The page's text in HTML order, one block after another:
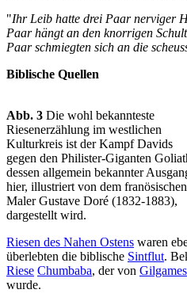
"Ihr Leib hatte drei Paar nerviger
Paar hängt an den knorrigen
Paar schmiegten sich an die
Biblische Quellen
Abb. 3 Die wohl bekannteste
Riesenerzählung im westlichen
Kulturkreis ist der Kampf Davids
gegen den Philister-Giganten
dessen allgemein bekannter
hier, illustriert von dem franösischen
Maler Gustave Doré (1832-1883),
dargestellt wird.
Riesen des Nahen Ostens waren
überlebten die biblische Sintflut.
Riese Chumbaba, der von
wurde.